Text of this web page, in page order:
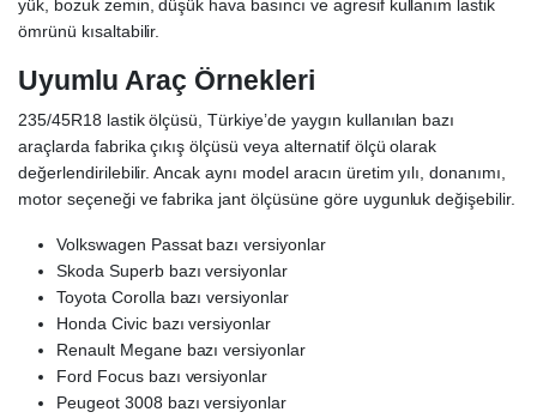
yük, bozuk zemin, düşük hava basıncı ve agresif kullanım lastik
ömrünü kısaltabilir.
Uyumlu Araç Örnekleri
235/45R18 lastik ölçüsü, Türkiye’de yaygın kullanılan bazı
araçlarda fabrika çıkış ölçüsü veya alternatif ölçü olarak
değerlendirilebilir. Ancak aynı model aracın üretim yılı, donanımı,
motor seçeneği ve fabrika jant ölçüsüne göre uygunluk değişebilir.
Volkswagen Passat bazı versiyonlar
Skoda Superb bazı versiyonlar
Toyota Corolla bazı versiyonlar
Honda Civic bazı versiyonlar
Renault Megane bazı versiyonlar
Ford Focus bazı versiyonlar
Peugeot 3008 bazı versiyonlar